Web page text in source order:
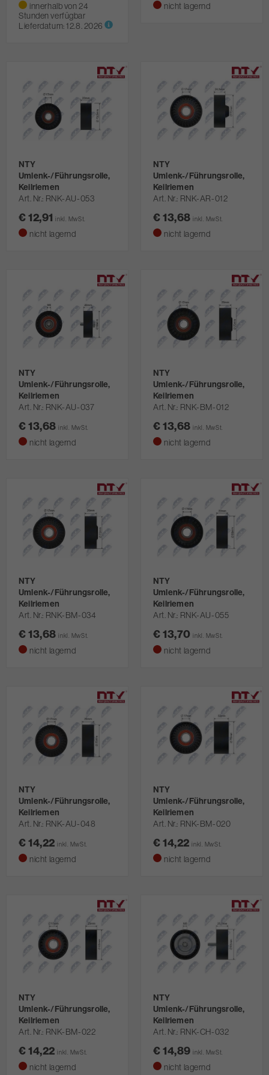
innerhalb von 24
Stunden verfügbar
Lieferdatum: 12.8. 2026
nicht lagernd
NTY
Umlenk-/Führungsrolle,
Keilriemen
Art. Nr. RNK-AU-053
€ 12,91inkl. MwSt.
nicht lagernd
NTY
Umlenk-/Führungsrolle,
Keilriemen
Art. Nr. RNK-AR-012
€ 13,68inkl. MwSt.
nicht lagernd
NTY
Umlenk-/Führungsrolle,
Keilriemen
Art. Nr. RNK-AU-037
€ 13,68inkl. MwSt.
nicht lagernd
NTY
Umlenk-/Führungsrolle,
Keilriemen
Art. Nr. RNK-BM-012
€ 13,68inkl. MwSt.
nicht lagernd
NTY
Umlenk-/Führungsrolle,
Keilriemen
Art. Nr. RNK-BM-034
€ 13,68inkl. MwSt.
nicht lagernd
NTY
Umlenk-/Führungsrolle,
Keilriemen
Art. Nr. RNK-AU-055
€ 13,70inkl. MwSt.
nicht lagernd
NTY
Umlenk-/Führungsrolle,
Keilriemen
Art. Nr. RNK-AU-048
€ 14,22inkl. MwSt.
nicht lagernd
NTY
Umlenk-/Führungsrolle,
Keilriemen
Art. Nr. RNK-BM-020
€ 14,22inkl. MwSt.
nicht lagernd
NTY
Umlenk-/Führungsrolle,
Keilriemen
Art. Nr. RNK-BM-022
€ 14,22inkl. MwSt.
nicht lagernd
NTY
Umlenk-/Führungsrolle,
Keilriemen
Art. Nr. RNK-CH-032
€ 14,89inkl. MwSt.
nicht lagernd